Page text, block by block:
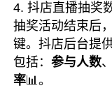
4. 抖店直播抽奖
抽奖活动结束后
键。抖店后台提
包括：参与人数、
率📊。